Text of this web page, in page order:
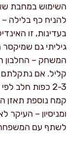
בעדינות, זו
גיליתי גם
המשחק – החלבון
קליל. אם נתקלתם
2-3 כפות חלב
קמח נוספת תאזן
ומניסיון – העיקר
לשתף עם